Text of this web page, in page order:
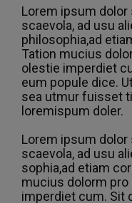
Lorem ipsum dolor
scaevola, ad usu
philosophia,ad
Tation mucius
olestie imperdiet
eum popule dice.
sea utmur fuisset
loremispum doler.
Lorem ipsum dolor
scaevola, ad usu
sophia,ad etiam
mucius dolorm pro
imperdiet cum. Sit